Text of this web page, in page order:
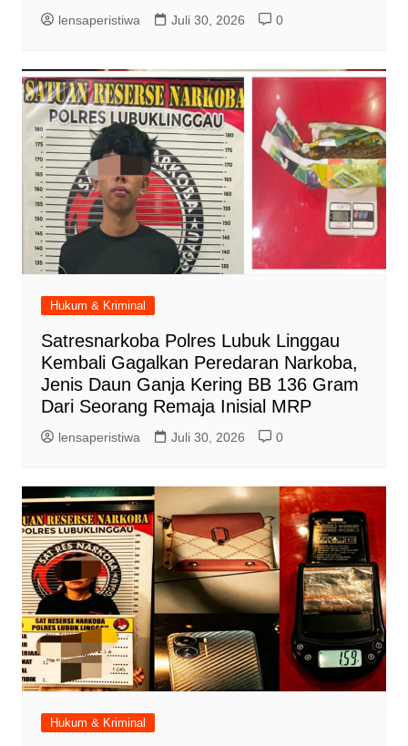
lensaperistiwa Juli 30, 2026 0
Hukum & Kriminal
Satresnarkoba Polres Lubuk Linggau
Kembali Gagalkan Peredaran Narkoba,
Jenis Daun Ganja Kering BB 136 Gram
Dari Seorang Remaja Inisial MRP
lensaperistiwa Juli 30, 2026 0
Hukum & Kriminal